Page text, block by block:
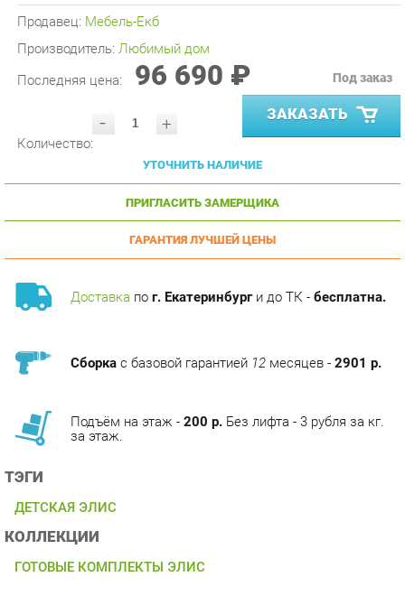
Производитель:Любимый дом
Последняя цена: 96 690 ₽
- ЗАКАЗАТЬ
УТОЧНИТЬ НАЛИЧИЕ
ПРИГЛАСИТЬ ЗАМЕРЩИКА
ГАРАНТИЯ ЛУЧШЕЙ ЦЕНЫ
Доставкапог. Екатеринбурги до ТК -бесплатна.
ТЭГИ
ГОТОВЫЕ КОМПЛЕКТЫ ЭЛИС
ОПИСАНИЕ